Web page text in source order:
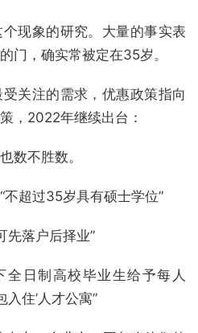
现象的研究。大量的事实表
门，确实常被定在35岁。
关注的需求，优惠政策指向
，2022年继续出台：
数不胜数。
超过35岁具有硕士学位”
先落户后择业”
全日制高校毕业生给予每人
住’人才公寓”